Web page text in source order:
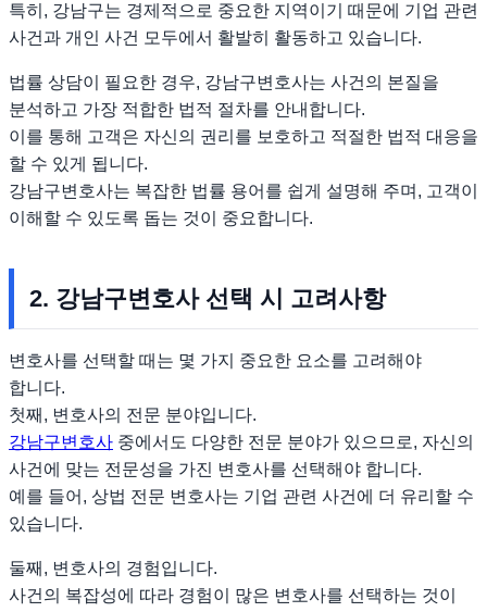
특히, 강남구는 경제적으로 중요한 지역이기 때문에 기업 관련
사건과 개인 사건 모두에서 활발히 활동하고 있습니다.
법률 상담이 필요한 경우, 강남구변호사는 사건의 본질을
분석하고 가장 적합한 법적 절차를 안내합니다.
이를 통해 고객은 자신의 권리를 보호하고 적절한 법적 대응을
할 수 있게 됩니다.
강남구변호사는 복잡한 법률 용어를 쉽게 설명해 주며, 고객이
이해할 수 있도록 돕는 것이 중요합니다.
2. 강남구변호사 선택 시 고려사항
변호사를 선택할 때는 몇 가지 중요한 요소를 고려해야
합니다.
첫째, 변호사의 전문 분야입니다.
강남구변호사 중에서도 다양한 전문 분야가 있으므로, 자신의
사건에 맞는 전문성을 가진 변호사를 선택해야 합니다.
예를 들어, 상법 전문 변호사는 기업 관련 사건에 더 유리할 수
있습니다.
둘째, 변호사의 경험입니다.
사건의 복잡성에 따라 경험이 많은 변호사를 선택하는 것이